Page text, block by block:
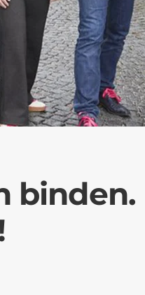
binden.